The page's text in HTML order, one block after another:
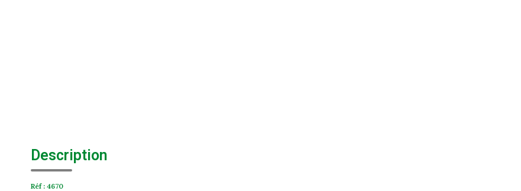
Description
Réf : 4670